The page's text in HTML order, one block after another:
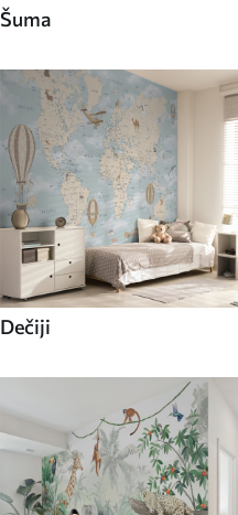
Šuma
Dečiji